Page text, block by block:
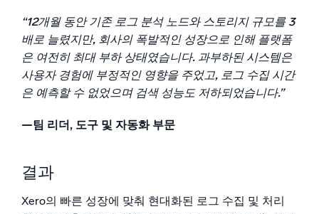
“12개월 동안 기존 로그 분석 노드와 스토리지 규모를 3
배로 늘렸지만, 회사의 폭발적인 성장으로 인해 플랫폼
은 여전히 최대 부하 상태였습니다. 과부하된 시스템은
사용자 경험에 부정적인 영향을 주었고, 로그 수집 시간
은 예측할 수 없었으며 검색 성능도 저하되었습니다.”
—팀 리더, 도구 및 자동화 부문
결과
Xero의 빠른 성장에 맞춰 현대화된 로그 수집 및 처리